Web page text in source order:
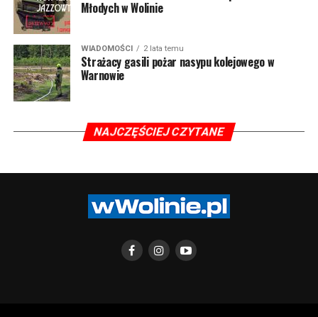
Młodych w Wolinie
WIADOMOŚCI 2 lata temu
Strażacy gasili pożar nasypu kolejowego w
Warnowie
NAJCZĘŚCIEJ CZYTANE